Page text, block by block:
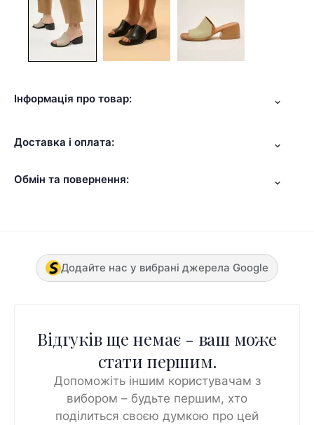
Інформація про товар:
Доставка і оплата:
Обмін та повернення:
Додайте нас у вибрані джерела Google
Відгуків ще немає - ваш може
стати першим.
Допоможіть іншим користувачам з
вибором – будьте першим, хто
поділиться своєю думкою про цей